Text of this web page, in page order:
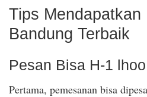
Tips Mendapatkan
Bandung Terbaik
Pesan Bisa H-1 lhoo
Pertama, pemesanan bisa